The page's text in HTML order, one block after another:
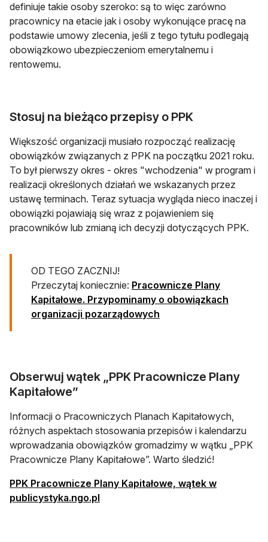
definiuje takie osoby szeroko: są to więc zarówno
pracownicy na etacie jak i osoby wykonujące pracę na
podstawie umowy zlecenia, jeśli z tego tytułu podlegają
obowiązkowo ubezpieczeniom emerytalnemu i
rentowemu.
Stosuj na bieżąco przepisy o PPK
Większość organizacji musiało rozpocząć realizację
obowiązków związanych z PPK na początku 2021 roku.
To był pierwszy okres - okres "wchodzenia" w program i
realizacji określonych działań we wskazanych przez
ustawę terminach. Teraz sytuacja wygląda nieco inaczej i
obowiązki pojawiają się wraz z pojawieniem się
pracowników lub zmianą ich decyzji dotyczących PPK.
OD TEGO ZACZNIJ!
Przeczytaj koniecznie: Pracownicze Plany
Kapitałowe. Przypominamy o obowiązkach
organizacji pozarządowych
Obserwuj wątek „PPK Pracownicze Plany
Kapitałowe”
Informacji o Pracowniczych Planach Kapitałowych,
różnych aspektach stosowania przepisów i kalendarzu
wprowadzania obowiązków gromadzimy w wątku „PPK
Pracownicze Plany Kapitałowe”. Warto śledzić!
PPK Pracownicze Plany Kapitałowe, wątek w
publicystyka.ngo.pl